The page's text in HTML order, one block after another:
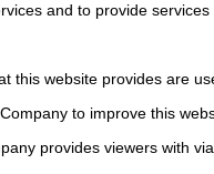
and to provide
this website provides are
to improve this
provides viewers with